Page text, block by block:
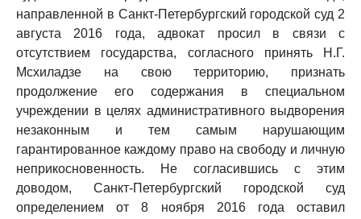
направленной в Санкт-Петербургский городской суд 2
августа 2016 года, адвокат просил в связи с
отсутствием государства, согласного принять Н.Г.
Мсхиладзе на свою территорию, признать
продолжение его содержания в специальном
учреждении в целях административного выдворения
незаконным и тем самым нарушающим
гарантированное каждому право на свободу и личную
неприкосновенность. Не согласившись с этим
доводом, Санкт-Петербургский городской суд
определением от 8 ноября 2016 года оставил